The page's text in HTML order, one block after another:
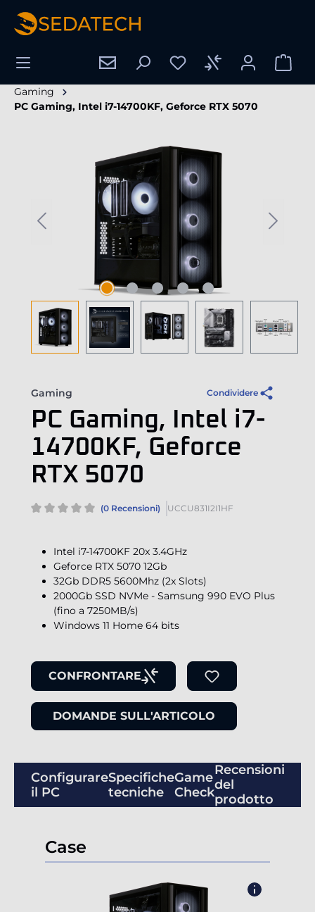
principale
Gaming
PC Gaming, Intel i7-14700KF, Geforce RTX 5070
Salta la galleria di immagini
Gaming Condividere
PC Gaming, Intel i7-
14700KF, Geforce
RTX 5070
(0 Recensioni) UCCU831I2I1HF
Intel i7-14700KF 20x 3.4GHz
Geforce RTX 5070 12Gb
32Gb DDR5 5600Mhz (2x Slots)
2000Gb SSD NVMe - Samsung 990 EVO Plus
(fino a 7250MB/s)
Windows 11 Home 64 bits
CONFRONTARE
DOMANDE SULL'ARTICOLO
Configurare
il PC
Specifiche
tecniche
Game
Check
Recensioni
del
prodotto
Case